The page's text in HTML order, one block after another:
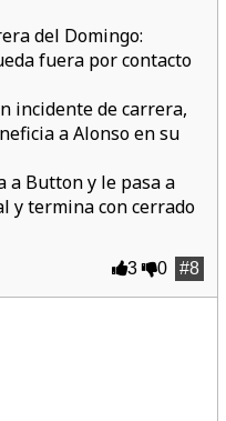
del Domingo:
fuera por contacto
incidente de carrera,
a Alonso en su
a Button y le pasa a
y termina con cerrado
#8
3 0